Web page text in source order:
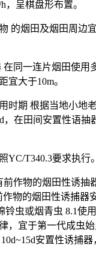
，呈棋盘形布置。
的烟田及烟田周边
在同一连片烟田使用
宜大于10m。
时期 根据当地小地
，在田间安置性语抽
YC/T340.3要求执行。
前作物的烟田性诱抽
作物的烟田性诱捕器
铃虫或烟青虫 8.1使
，宜于第一代成虫始
安置性诱捕